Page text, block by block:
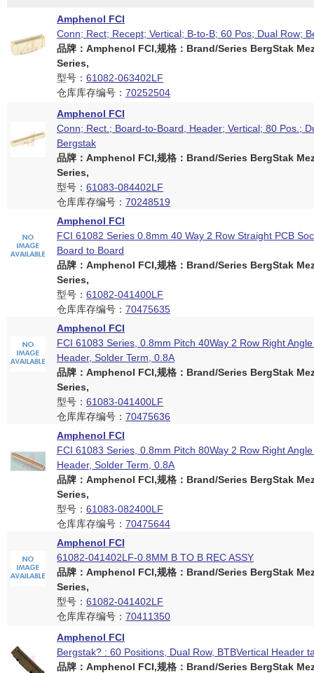
Amphenol FCI
Conn; Rect; Recept; Vertical; B-to-B; 60 Pos; Dual Row;
品牌：Amphenol FCI,规格：Brand/Series BergStak
Series,
型号： 61082-063402LF
仓库库存编号： 70252504
Amphenol FCI
Conn; Rect.; Board-to-Board, Header; Vertical; 80 Pos.;
Bergstak
品牌：Amphenol FCI,规格：Brand/Series BergStak
Series,
型号： 61083-084402LF
仓库库存编号： 70248519
Amphenol FCI
FCI 61082 Series 0.8mm 40 Way 2 Row Straight PCB
Board to Board
品牌：Amphenol FCI,规格：Brand/Series BergStak
Series,
型号： 61082-041400LF
仓库库存编号： 70475635
Amphenol FCI
FCI 61083 Series, 0.8mm Pitch 40Way 2 Row Right
Header, Solder Term, 0.8A
品牌：Amphenol FCI,规格：Brand/Series BergStak
Series,
型号： 61083-041400LF
仓库库存编号： 70475636
Amphenol FCI
FCI 61083 Series, 0.8mm Pitch 80Way 2 Row Right
Header, Solder Term, 0.8A
品牌：Amphenol FCI,规格：Brand/Series BergStak
Series,
型号： 61083-082400LF
仓库库存编号： 70475644
Amphenol FCI
61082-041402LF-0.8MM B TO B REC ASSY
品牌：Amphenol FCI,规格：Brand/Series BergStak
Series,
型号： 61082-041402LF
仓库库存编号： 70411350
Amphenol FCI
Bergstak? : 60 Positions, Dual Row, BTBVertical Header
品牌：Amphenol FCI,规格：Brand/Series BergStak